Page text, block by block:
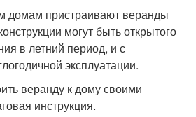
домам пристраивают веранды
могут быть открытого
в летний период, и с
эксплуатации.